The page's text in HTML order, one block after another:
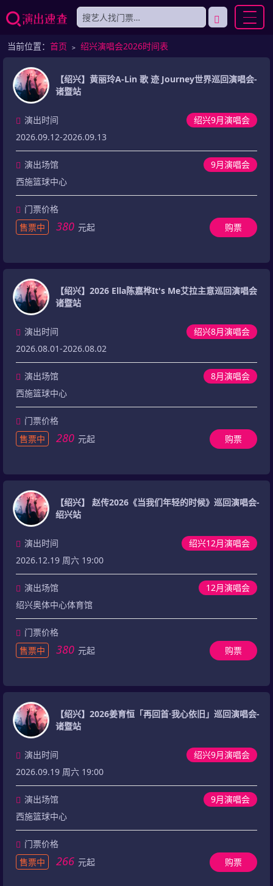
当前位置： 首页 ﹥ 绍兴演唱会2026时间表
【绍兴】黄丽玲A-Lin 歌 迹 Journey世界巡回演唱会-
诸暨站
绍兴9月演唱会
演出时间
2026.09.12-2026.09.13
9月演唱会
演出场馆
西施篮球中心
门票价格
售票中
380 元起 购票
【绍兴】2026 Ella陈嘉桦It's Me艾拉主意巡回演唱会
诸暨站
绍兴8月演唱会
演出时间
2026.08.01-2026.08.02
8月演唱会
演出场馆
西施篮球中心
门票价格
售票中
280 元起 购票
【绍兴】 赵传2026《当我们年轻的时候》巡回演唱会-
绍兴站
绍兴12月演唱会
演出时间
2026.12.19 周六 19:00
12月演唱会
演出场馆
绍兴奥体中心体育馆
门票价格
售票中
380 元起 购票
【绍兴】2026姜育恒「再回首·我心依旧」巡回演唱会-
诸暨站
绍兴9月演唱会
演出时间
2026.09.19 周六 19:00
9月演唱会
演出场馆
西施篮球中心
门票价格
售票中
266 元起 购票